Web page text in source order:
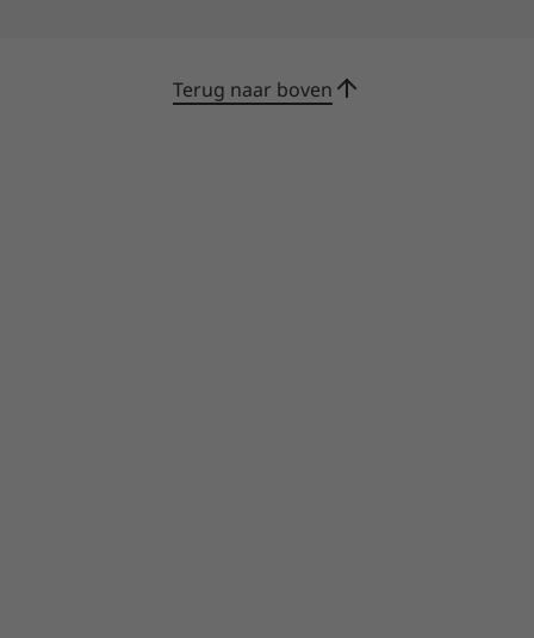
Terug naar boven